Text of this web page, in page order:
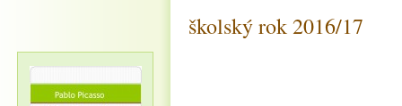
školský rok 2016/17